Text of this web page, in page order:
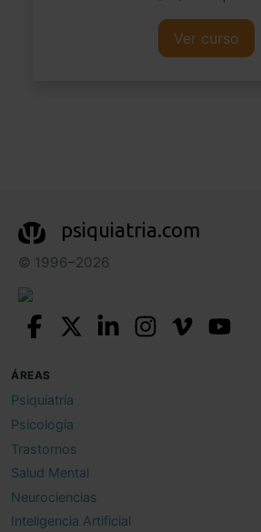
Ver curso
psiquiatria.com
© 1996–2026
ÁREAS
Psiquiatría
Psicología
Trastornos
Salud Mental
Neurociencias
Inteligencia Artificial